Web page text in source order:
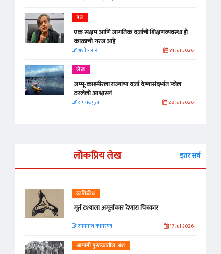
पत्र
एक सक्षम आणि जागतिक दर्जाची शिक्षणव्यवस्था ही
काळाची गरज आहे
शशी थरूर 31 Jul 2026
लेख
जम्मू-काश्मीरला राज्याचा दर्जा देण्यासंदर्भात फोल
ठरलेली आश्वासनं
रामचंद्र गुहा 28 Jul 2026
लोकप्रिय लेख इतर सर्व
व्यक्तिवेध
मूर्त दृश्याला अमूर्ताकार देणारा चित्रकार
सोमनाथ कोमरपंत 17 Jul 2026
आगामी पुस्तकातील अंश